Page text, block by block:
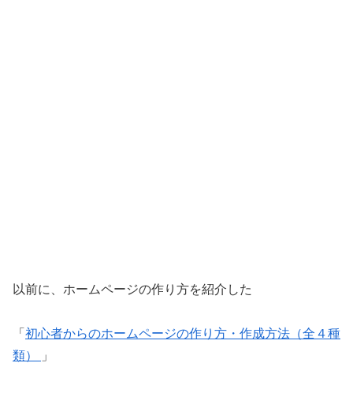
以前に、ホームページの作り方を紹介した
「 初心者からのホームページの作り方・作成方法（全４種
類）
」